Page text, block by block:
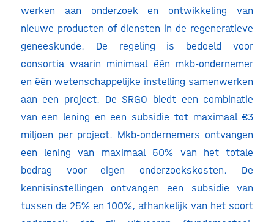
werken aan onderzoek en ontwikkeling van
nieuwe producten of diensten in de regeneratieve
geneeskunde. De regeling is bedoeld voor
consortia waarin minimaal één mkb-ondernemer
en één wetenschappelijke instelling samenwerken
aan een project. De SRGO biedt een combinatie
van een lening en een subsidie tot maximaal €3
miljoen per project. Mkb-ondernemers ontvangen
een lening van maximaal 50% van het totale
bedrag voor eigen onderzoekskosten. De
kennisinstellingen ontvangen een subsidie van
tussen de 25% en 100%, afhankelijk van het soort